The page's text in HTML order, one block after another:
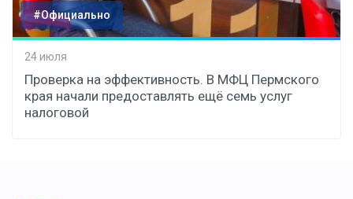
#Официально
24 июля
Проверка на эффективность. В МФЦ Пермского
края начали предоставлять ещё семь услуг
налоговой